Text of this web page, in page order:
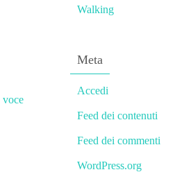
voce
Walking
Meta
Accedi
Feed dei contenuti
Feed dei commenti
WordPress.org